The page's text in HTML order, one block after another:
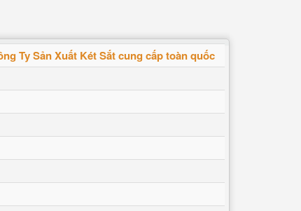
Ty Sản Xuất Két Sắt cung cấp toàn quốc